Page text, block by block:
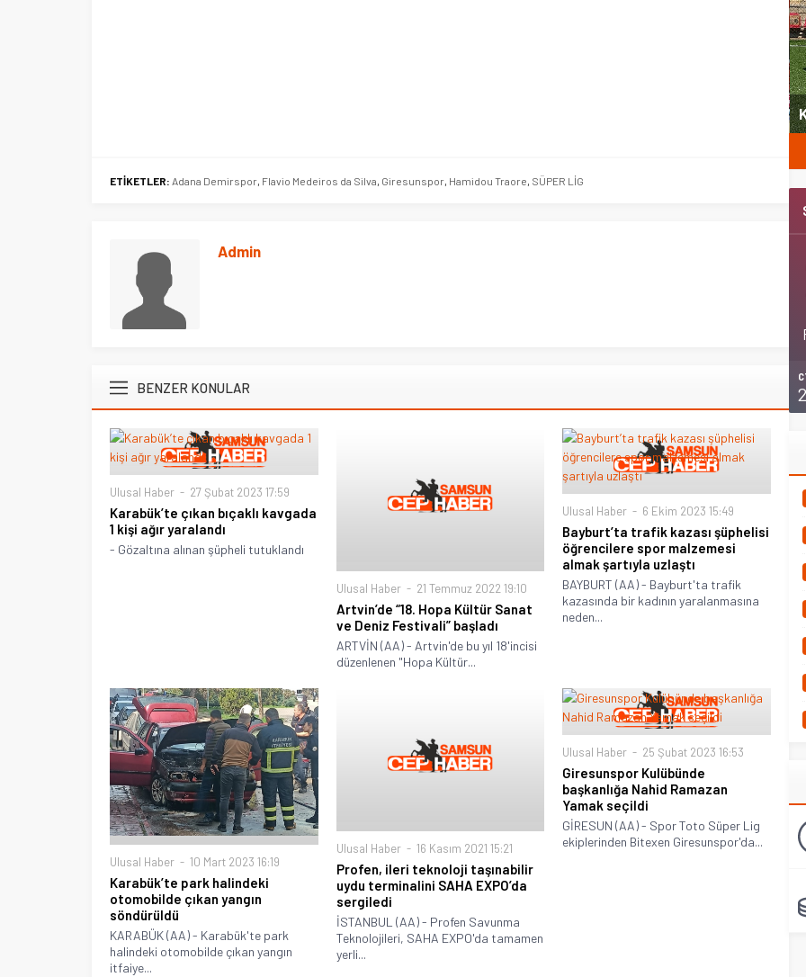
ETİKETLER: Adana Demirspor, Flavio Medeiros da Silva, Giresunspor, Hamidou Traore, SÜPER LİG
Admin
BENZER KONULAR
Ulusal Haber 27 Şubat 2023 17:59
Karabük’te çıkan bıçaklı kavgada
1 kişi ağır yaralandı
- Gözaltına alınan şüpheli tutuklandı
Ulusal Haber 21 Temmuz 2022 19:10
Artvin’de “18. Hopa Kültür Sanat
ve Deniz Festivali” başladı
ARTVİN (AA) - Artvin'de bu yıl 18'incisi
düzenlenen "Hopa Kültür...
Ulusal Haber 6 Ekim 2023 15:49
Bayburt’ta trafik kazası şüphelisi
öğrencilere spor malzemesi
almak şartıyla uzlaştı
BAYBURT (AA) - Bayburt'ta trafik
kazasında bir kadının yaralanmasına
neden...
Ulusal Haber 10 Mart 2023 16:19
Karabük’te park halindeki
otomobilde çıkan yangın
söndürüldü
KARABÜK (AA) - Karabük'te park
halindeki otomobilde çıkan yangın
itfaiye...
Ulusal Haber 16 Kasım 2021 15:21
Profen, ileri teknoloji taşınabilir
uydu terminalini SAHA EXPO’da
sergiledi
İSTANBUL (AA) - Profen Savunma
Teknolojileri, SAHA EXPO'da tamamen
yerli...
Ulusal Haber 25 Şubat 2023 16:53
Giresunspor Kulübünde
başkanlığa Nahid Ramazan
Yamak seçildi
GİRESUN (AA) - Spor Toto Süper Lig
ekiplerinden Bitexen Giresunspor'da...